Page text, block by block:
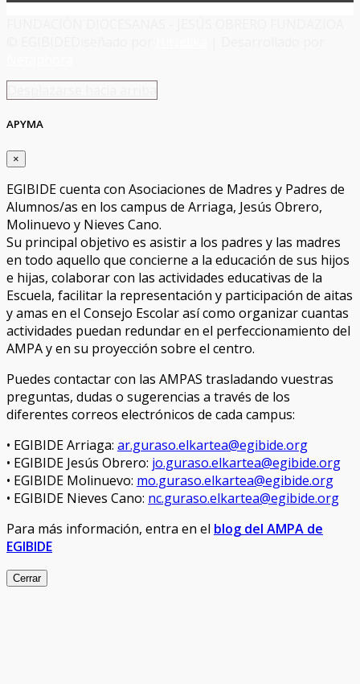
APYMA
×
EGIBIDE cuenta con Asociaciones de Madres y Padres de
Alumnos/as en los campus de Arriaga, Jesús Obrero,
Molinuevo y Nieves Cano.
Su principal objetivo es asistir a los padres y las madres
en todo aquello que concierne a la educación de sus hijos
e hijas, colaborar con las actividades educativas de la
Escuela, facilitar la representación y participación de aitas
y amas en el Consejo Escolar así como organizar cuantas
actividades puedan redundar en el perfeccionamiento del
AMPA y en su proyección sobre el centro.
Puedes contactar con las AMPAS trasladando vuestras
preguntas, dudas o sugerencias a través de los
diferentes correos electrónicos de cada campus:
• EGIBIDE Arriaga: ar.guraso.elkartea@egibide.org
• EGIBIDE Jesús Obrero: jo.guraso.elkartea@egibide.org
• EGIBIDE Molinuevo: mo.guraso.elkartea@egibide.org
• EGIBIDE Nieves Cano: nc.guraso.elkartea@egibide.org
Para más información, entra en el blog del AMPA de
EGIBIDE
Cerrar